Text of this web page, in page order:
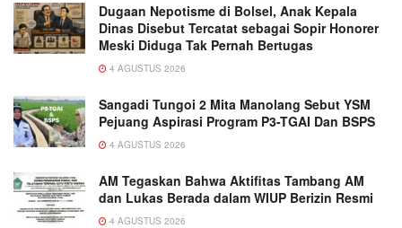
Dugaan Nepotisme di Bolsel, Anak Kepala
Dinas Disebut Tercatat sebagai Sopir Honorer
Meski Diduga Tak Pernah Bertugas
4 AGUSTUS 2026
Sangadi Tungoi 2 Mita Manolang Sebut YSM
Pejuang Aspirasi Program P3-TGAI Dan BSPS
4 AGUSTUS 2026
AM Tegaskan Bahwa Aktifitas Tambang AM
dan Lukas Berada dalam WIUP Berizin Resmi
4 AGUSTUS 2026